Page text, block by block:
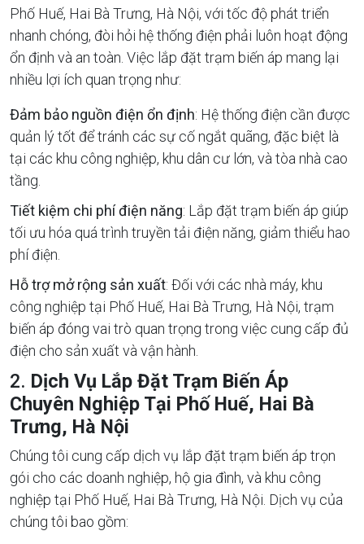
Phố Huế, Hai Bà Trưng, Hà Nội, với tốc độ phát triển
nhanh chóng, đòi hỏi hệ thống điện phải luôn hoạt động
ổn định và an toàn. Việc lắp đặt trạm biến áp mang lại
nhiều lợi ích quan trọng như:
Đảm bảo nguồn điện ổn định: Hệ thống điện cần được
quản lý tốt để tránh các sự cố ngắt quãng, đặc biệt là
tại các khu công nghiệp, khu dân cư lớn, và tòa nhà cao
tầng.
Tiết kiệm chi phí điện năng: Lắp đặt trạm biến áp giúp
tối ưu hóa quá trình truyền tải điện năng, giảm thiểu hao
phí điện.
Hỗ trợ mở rộng sản xuất: Đối với các nhà máy, khu
công nghiệp tại Phố Huế, Hai Bà Trưng, Hà Nội, trạm
biến áp đóng vai trò quan trọng trong việc cung cấp đủ
điện cho sản xuất và vận hành.
2. Dịch Vụ Lắp Đặt Trạm Biến Áp
Chuyên Nghiệp Tại Phố Huế, Hai Bà
Trưng, Hà Nội
Chúng tôi cung cấp dịch vụ lắp đặt trạm biến áp trọn
gói cho các doanh nghiệp, hộ gia đình, và khu công
nghiệp tại Phố Huế, Hai Bà Trưng, Hà Nội. Dịch vụ của
chúng tôi bao gồm: